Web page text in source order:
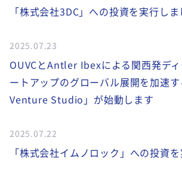
「株式会社3DC」への投資を実行しま
2025.07.23
OUVCとAntler Ibexによる関西発デ
ートアップのグローバル展開を加速
Venture Studio」が始動します
2025.07.22
「株式会社イムノロック」への投資